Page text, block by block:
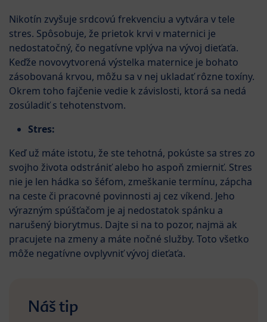
Nikotín zvyšuje srdcovú frekvenciu a vytvára v tele
stres. Spôsobuje, že prietok krvi v maternici je
nedostatočný, čo negatívne vplýva na vývoj dieťaťa.
Keďže novovytvorená výstelka maternice je bohato
zásobovaná krvou, môžu sa v nej ukladať rôzne toxíny.
Okrem toho fajčenie vedie k závislosti, ktorá sa nedá
zosúladiť s tehotenstvom.
Stres:
Keď už máte istotu, že ste tehotná, pokúste sa stres zo
svojho života odstrániť alebo ho aspoň zmierniť. Stres
nie je len hádka so šéfom, zmeškanie termínu, zápcha
na ceste či pracovné povinnosti aj cez víkend. Jeho
výrazným spúšťačom je aj nedostatok spánku a
narušený biorytmus. Dajte si na to pozor, najmä ak
pracujete na zmeny a máte nočné služby. Toto všetko
môže negatívne ovplyvniť vývoj dieťaťa.
Náš tip